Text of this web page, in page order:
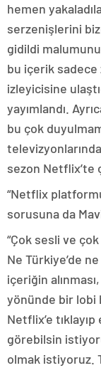
hemen
serzenişlerini
gidildi
bu içerik
izleyicisine
yayımlandı.
bu çok
sezon Netflix’te
“Netflix
sorusuna da
“Çok sesli ve
Ne Türkiye’de
içeriğin
yönünde bir lobi
Netflix’e
görebilsin
olmak istiyoruz.